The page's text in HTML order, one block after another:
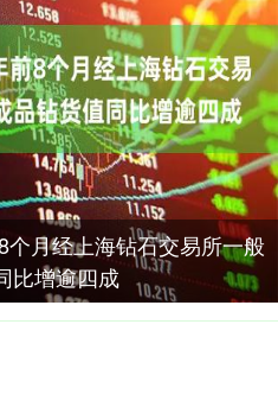
月经上海钻石交易所一般
比增逾四成